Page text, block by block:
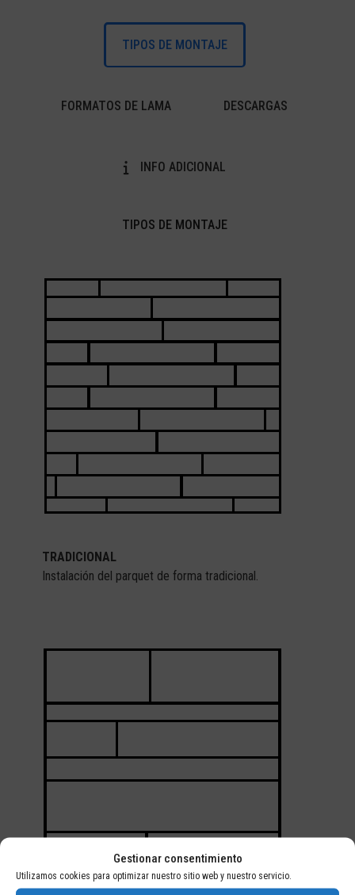
Gestionar consentimiento
Utilizamos cookies para optimizar nuestro sitio web y nuestro servicio.
TIPOS DE MONTAJE
FORMATOS DE LAMA DESCARGAS
INFO ADICIONAL
TIPOS DE MONTAJE
TRADICIONAL
Instalación del parquet de forma tradicional.